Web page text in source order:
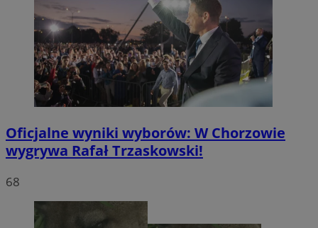
Oficjalne wyniki wyborów: W Chorzowie
wygrywa Rafał Trzaskowski!
68